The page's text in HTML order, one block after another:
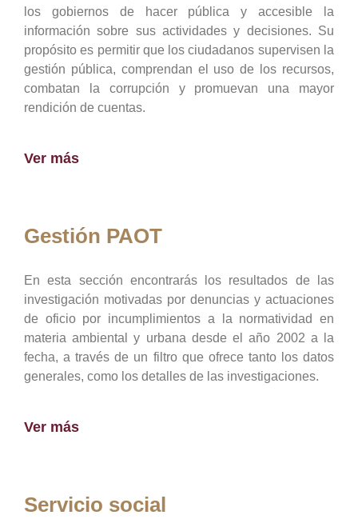
los gobiernos de hacer pública y accesible la
información sobre sus actividades y decisiones. Su
propósito es permitir que los ciudadanos supervisen la
gestión pública, comprendan el uso de los recursos,
combatan la corrupción y promuevan una mayor
rendición de cuentas.
Ver más
Gestión PAOT
En esta sección encontrarás los resultados de las
investigación motivadas por denuncias y actuaciones
de oficio por incumplimientos a la normatividad en
materia ambiental y urbana desde el año 2002 a la
fecha, a través de un filtro que ofrece tanto los datos
generales, como los detalles de las investigaciones.
Ver más
Servicio social